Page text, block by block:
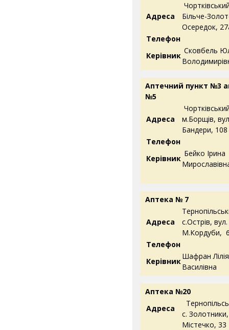
Адреса
Більче-
Осередок,
Телефон
Керівник
Сковбель
Аптечний пункт №3
№5
Адреса
м.Борщів,
Бандери, 108
Телефон
Керівник
Бейко Ірина
Аптека № 7
Адреса
с.Острів, вул.
М.Кордуби,
Телефон
Керівник
Шафран Лілія
Василівна
Аптека №20
Адреса
с.
Містечко, 33